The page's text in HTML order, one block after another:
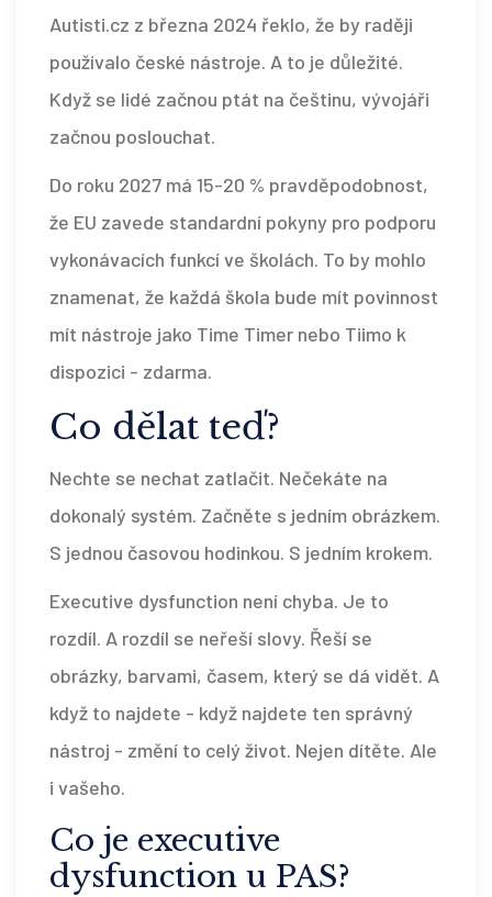
Autisti.cz z března 2024 řeklo, že by raději
používalo české nástroje. A to je důležité.
Když se lidé začnou ptát na češtinu, vývojáři
začnou poslouchat.
Do roku 2027 má 15-20 % pravděpodobnost,
že EU zavede standardní pokyny pro podporu
vykonávacích funkcí ve školách. To by mohlo
znamenat, že každá škola bude mít povinnost
mít nástroje jako Time Timer nebo Tiimo k
dispozici - zdarma.
Co dělat teď?
Nechte se nechat zatlačit. Nečekáte na
dokonalý systém. Začněte s jedním obrázkem.
S jednou časovou hodinkou. S jedním krokem.
Executive dysfunction není chyba. Je to
rozdíl. A rozdíl se neřeší slovy. Řeší se
obrázky, barvami, časem, který se dá vidět. A
když to najdete - když najdete ten správný
nástroj - změní to celý život. Nejen dítěte. Ale
i vašeho.
Co je executive
dysfunction u PAS?